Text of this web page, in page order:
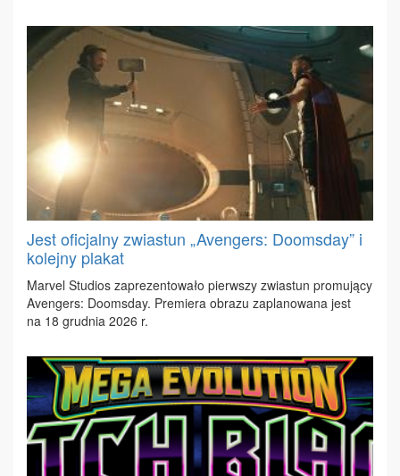
Jest oficjalny zwiastun „Avengers: Doomsday” i
kolejny plakat
Ma­rvel Stu­dios za­pre­zen­to­wa­ło pierw­szy zwia­stun pro­mu­ją­cy
Aven­gers: Do­oms­day. Pre­mie­ra ob­ra­zu za­pla­no­wa­na jest
na 18 grud­nia 2026 r.